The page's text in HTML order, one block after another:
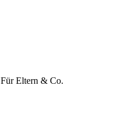
Für Eltern & Co.